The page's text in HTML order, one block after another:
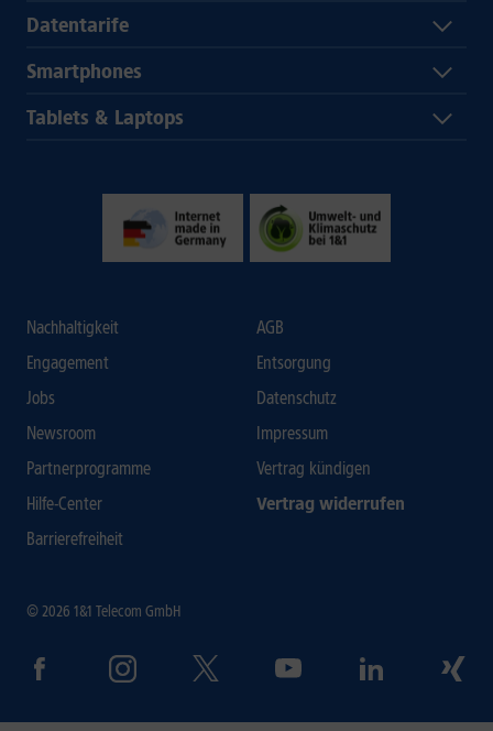
Datentarife
Smartphones
Tablets & Laptops
Nachhaltigkeit
Engagement
Jobs
Newsroom
Partnerprogramme
Hilfe-Center
Barrierefreiheit
AGB
Entsorgung
Datenschutz
Impressum
Vertrag kündigen
Vertrag widerrufen
© 2026 1&1 Telecom GmbH